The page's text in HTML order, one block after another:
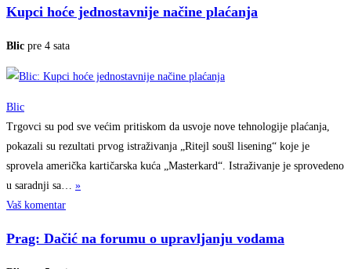
Kupci hoće jednostavnije načine plaćanja
Blic pre 4 sata
Blic
Trgovci su pod sve većim pritiskom da usvoje nove tehnologije plaćanja,
pokazali su rezultati prvog istraživanja „Ritejl soušl lisening“ koje je
sprovela američka kartičarska kuća „Masterkard“. Istraživanje je sprovedeno
u saradnji sa… »
Vaš komentar
Prag: Dačić na forumu o upravljanju vodama